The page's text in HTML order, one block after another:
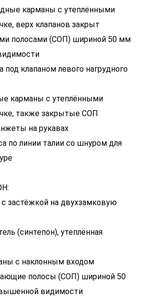
карманы с утеплёнными
верх клапанов закрыт
полосами (СОП) шириной 50 мм
под клапаном левого нагрудного
карманы с утеплёнными
также закрытые СОП
на рукавах
по линии талии со шнуром для
с застёжкой на двухзамковую
(синтепон), утеплённая
с наклонным входом
полосы (СОП) шириной 50
видимости